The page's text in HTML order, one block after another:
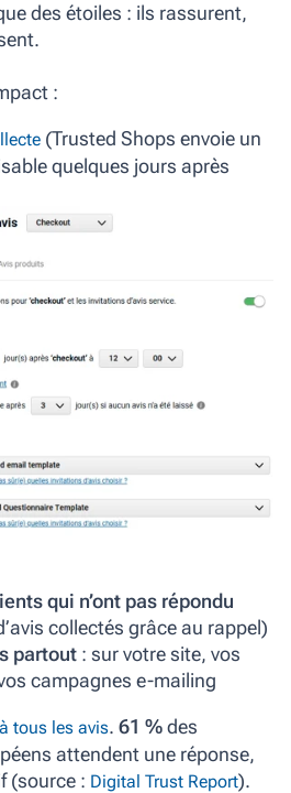
des étoiles : ils rassurent,
:
(Trusted Shops envoie un
quelques jours après
qui n’ont pas répondu
collectés grâce au rappel)
partout : sur votre site, vos
campagnes e-mailing
tous les avis. 61 %des
attendent une réponse,
(source : Digital Trust Report).